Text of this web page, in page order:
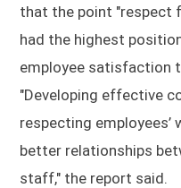
that the point "respect
had the highest
employee satisfaction
"Developing effective
respecting employees’
better relationships
staff," the report said.